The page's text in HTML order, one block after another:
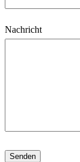
s
s
e
s
Nachricht